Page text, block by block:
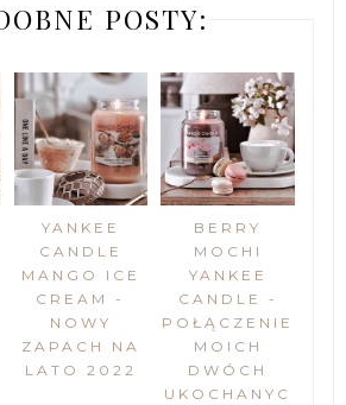
POSTY:
YANKEE
CANDLE
MANGO ICE
CREAM -
NOWY
ZAPACH NA
LATO 2022
BERRY
MOCHI
YANKEE
CANDLE -
POŁĄCZENIE
MOICH
DWÓCH
UKOCHANYC